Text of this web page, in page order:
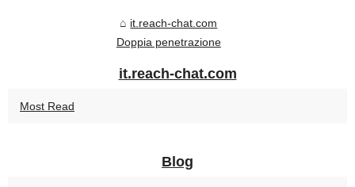
it.reach-chat.com
Doppia penetrazione
it.reach-chat.com
Most Read
Blog